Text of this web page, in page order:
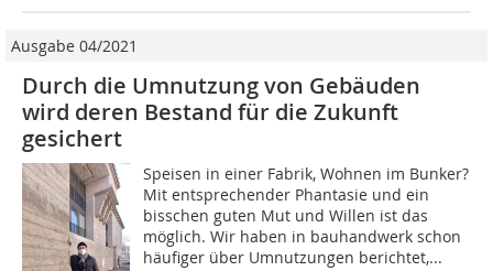
Ausgabe 04/2021
Durch die Umnutzung von Gebäuden
wird deren Bestand für die Zukunft
gesichert
Speisen in einer Fabrik, Wohnen im Bunker?
Mit entsprechender Phantasie und ein
bisschen guten Mut und Willen ist das
möglich. Wir haben in bauhandwerk schon
häufiger über Umnutzungen berichtet,...